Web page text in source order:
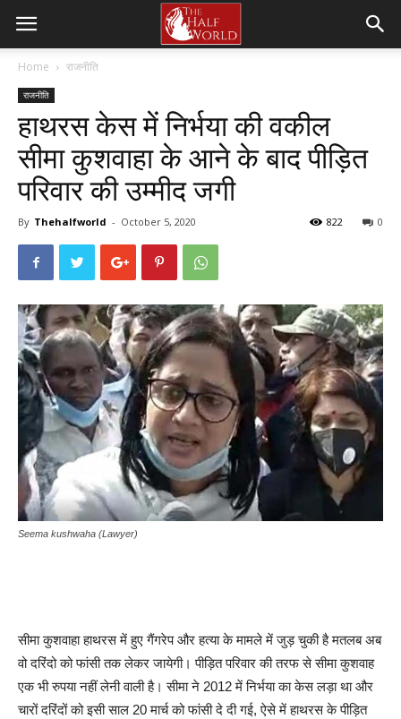
Home राजनीति
राजनीति
हाथरस केस में निर्भया की वकील
सीमा कुशवाहा के आने के बाद पीड़ित
परिवार की उम्मीद जगी
By Thehalfworld - October 5, 2020 0
822
Seema kushwaha (Lawyer)
सीमा कुशवाहा हाथरस में हुए गैंगरेप और हत्या के मामले में जुड़ चुकी है मतलब अब
वो दरिंदो को फांसी तक लेकर जायेगी। पीड़ित परिवार की तरफ से सीमा कुशवाह
एक भी रुपया नहीं लेनी वाली है। सीमा ने 2012 में निर्भया का केस लड़ा था और
चारों दरिंदों को इसी साल 20 मार्च को फांसी दे दी गई, ऐसे में हाथरस के पीड़ित